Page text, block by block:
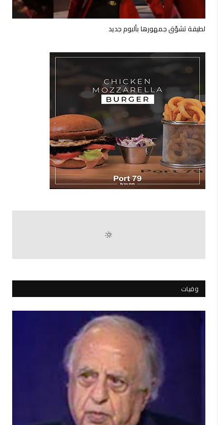
لطيفة تشوّق جمهورها بألبوم جديد
وفيات